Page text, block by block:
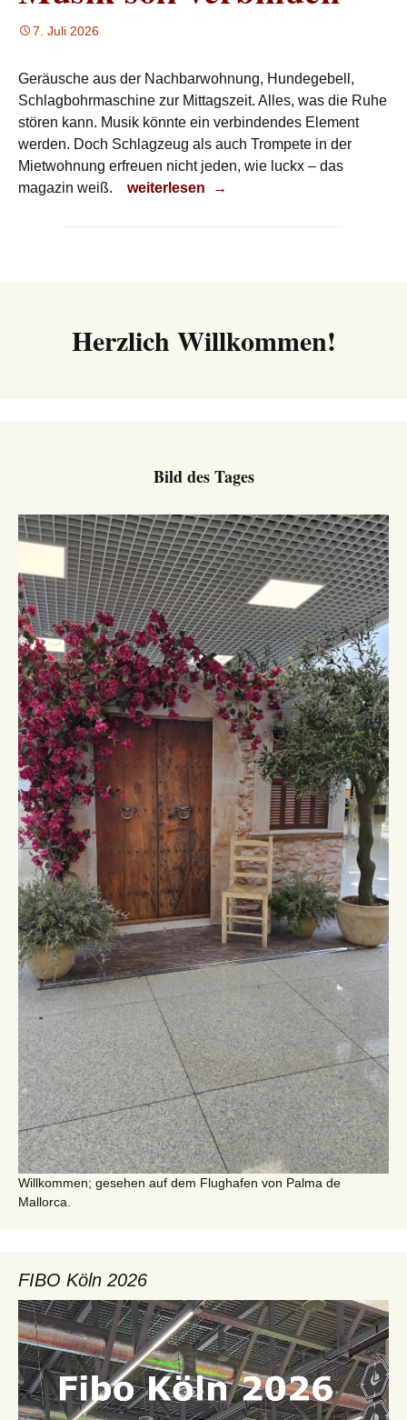
7. Juli 2026
Geräusche aus der Nachbarwohnung, Hundegebell,
Schlagbohrmaschine zur Mittagszeit. Alles, was die Ruhe
stören kann. Musik könnte ein verbindendes Element
werden. Doch Schlagzeug als auch Trompete in der
Mietwohnung erfreuen nicht jeden, wie luckx – das
magazin weiß.
Musik soll verbinden
weiterlesen →
Herzlich Willkommen!
Bild des Tages
Willkommen; gesehen auf dem Flughafen von Palma de
Mallorca.
FIBO Köln 2026
Video-
Player